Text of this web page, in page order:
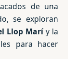
de una
se exploran
Llop Maríy la
para hacer